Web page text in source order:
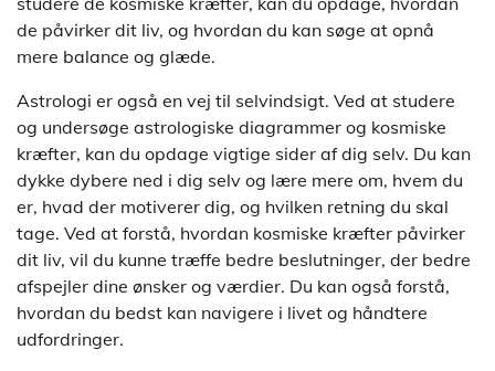
de påvirker dit liv, og hvordan du kan søge at opnå
mere balance og glæde.
Astrologi er også en vej til selvindsigt. Ved at studere
og undersøge astrologiske diagrammer og kosmiske
kræfter, kan du opdage vigtige sider af dig selv. Du kan
dykke dybere ned i dig selv og lære mere om, hvem du
er, hvad der motiverer dig, og hvilken retning du skal
tage. Ved at forstå, hvordan kosmiske kræfter påvirker
dit liv, vil du kunne træffe bedre beslutninger, der bedre
afspejler dine ønsker og værdier. Du kan også forstå,
hvordan du bedst kan navigere i livet og håndtere
udfordringer.